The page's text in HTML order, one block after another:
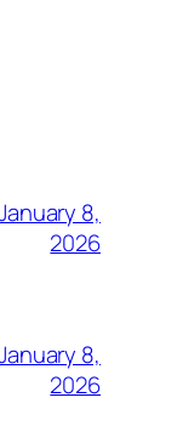
8,
2026
8,
2026